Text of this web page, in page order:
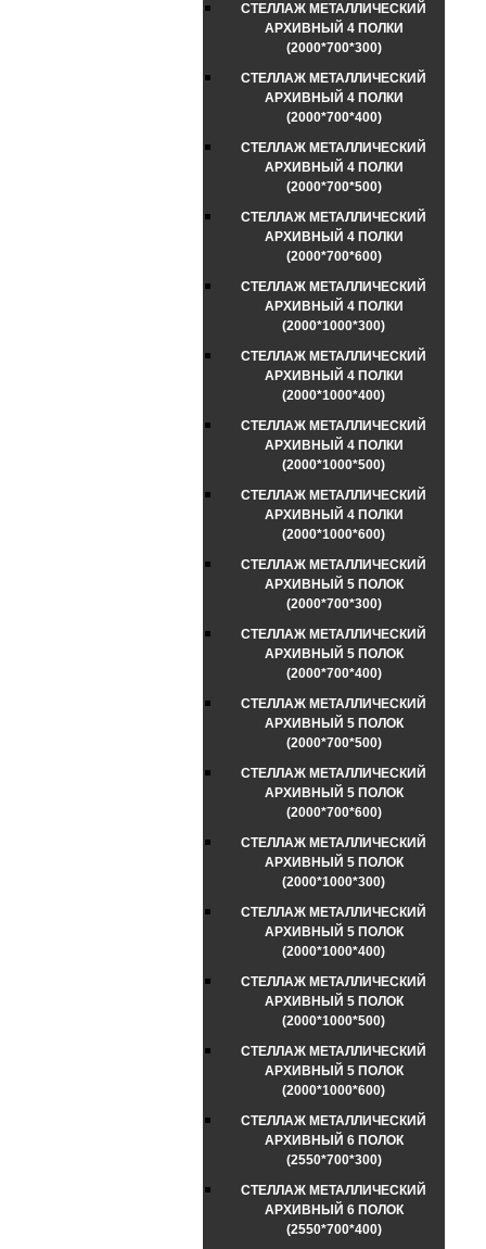
СТЕЛЛАЖ МЕТАЛЛИЧЕСКИЙ
АРХИВНЫЙ 4 ПОЛКИ
(2000*700*300)
СТЕЛЛАЖ МЕТАЛЛИЧЕСКИЙ
АРХИВНЫЙ 4 ПОЛКИ
(2000*700*400)
СТЕЛЛАЖ МЕТАЛЛИЧЕСКИЙ
АРХИВНЫЙ 4 ПОЛКИ
(2000*700*500)
СТЕЛЛАЖ МЕТАЛЛИЧЕСКИЙ
АРХИВНЫЙ 4 ПОЛКИ
(2000*700*600)
СТЕЛЛАЖ МЕТАЛЛИЧЕСКИЙ
АРХИВНЫЙ 4 ПОЛКИ
(2000*1000*300)
СТЕЛЛАЖ МЕТАЛЛИЧЕСКИЙ
АРХИВНЫЙ 4 ПОЛКИ
(2000*1000*400)
СТЕЛЛАЖ МЕТАЛЛИЧЕСКИЙ
АРХИВНЫЙ 4 ПОЛКИ
(2000*1000*500)
СТЕЛЛАЖ МЕТАЛЛИЧЕСКИЙ
АРХИВНЫЙ 4 ПОЛКИ
(2000*1000*600)
СТЕЛЛАЖ МЕТАЛЛИЧЕСКИЙ
АРХИВНЫЙ 5 ПОЛОК
(2000*700*300)
СТЕЛЛАЖ МЕТАЛЛИЧЕСКИЙ
АРХИВНЫЙ 5 ПОЛОК
(2000*700*400)
СТЕЛЛАЖ МЕТАЛЛИЧЕСКИЙ
АРХИВНЫЙ 5 ПОЛОК
(2000*700*500)
СТЕЛЛАЖ МЕТАЛЛИЧЕСКИЙ
АРХИВНЫЙ 5 ПОЛОК
(2000*700*600)
СТЕЛЛАЖ МЕТАЛЛИЧЕСКИЙ
АРХИВНЫЙ 5 ПОЛОК
(2000*1000*300)
СТЕЛЛАЖ МЕТАЛЛИЧЕСКИЙ
АРХИВНЫЙ 5 ПОЛОК
(2000*1000*400)
СТЕЛЛАЖ МЕТАЛЛИЧЕСКИЙ
АРХИВНЫЙ 5 ПОЛОК
(2000*1000*500)
СТЕЛЛАЖ МЕТАЛЛИЧЕСКИЙ
АРХИВНЫЙ 5 ПОЛОК
(2000*1000*600)
СТЕЛЛАЖ МЕТАЛЛИЧЕСКИЙ
АРХИВНЫЙ 6 ПОЛОК
(2550*700*300)
СТЕЛЛАЖ МЕТАЛЛИЧЕСКИЙ
АРХИВНЫЙ 6 ПОЛОК
(2550*700*400)